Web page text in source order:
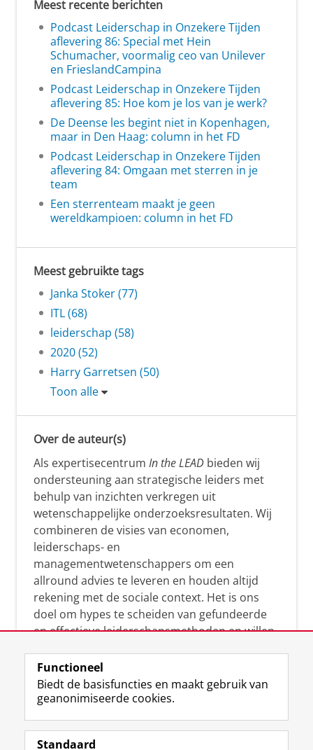
Meest recente berichten
Podcast Leiderschap in Onzekere Tijden
aflevering 86: Special met Hein
Schumacher, voormalig ceo van Unilever
en FrieslandCampina
Podcast Leiderschap in Onzekere Tijden
aflevering 85: Hoe kom je los van je werk?
De Deense les begint niet in Kopenhagen,
maar in Den Haag: column in het FD
Podcast Leiderschap in Onzekere Tijden
aflevering 84: Omgaan met sterren in je
team
Een sterrenteam maakt je geen
wereldkampioen: column in het FD
Meest gebruikte tags
Janka Stoker (77)
ITL (68)
leiderschap (58)
2020 (52)
Harry Garretsen (50)
Toon alle
Over de auteur(s)
Als expertisecentrum In the LEAD bieden wij
ondersteuning aan strategische leiders met
behulp van inzichten verkregen uit
wetenschappelijke onderzoeksresultaten. Wij
combineren de visies van economen,
leiderschaps- en
managementwetenschappers om een
allround advies te leveren en houden altijd
rekening met de sociale context. Het is ons
doel om hypes te scheiden van gefundeerde
en effectieve leiderschapsmethoden en willen
manier te reageren op economische en
maatschappelijke kwesties. Samen tillen wij
het leiderschap in uw organisatie naar een
Functioneel
Biedt de basisfuncties en maakt gebruik van
geanonimiseerde cookies.
Standaard